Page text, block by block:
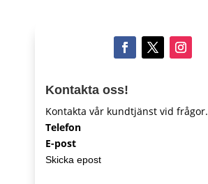
Kontakta oss!
Kontakta vår kundtjänst vid frågor.
Telefon
E-post
Skicka epost